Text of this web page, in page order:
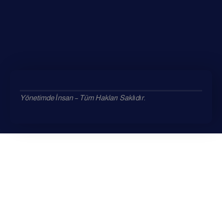
Yönetimde İnsan – Tüm Hakları Saklıdır.